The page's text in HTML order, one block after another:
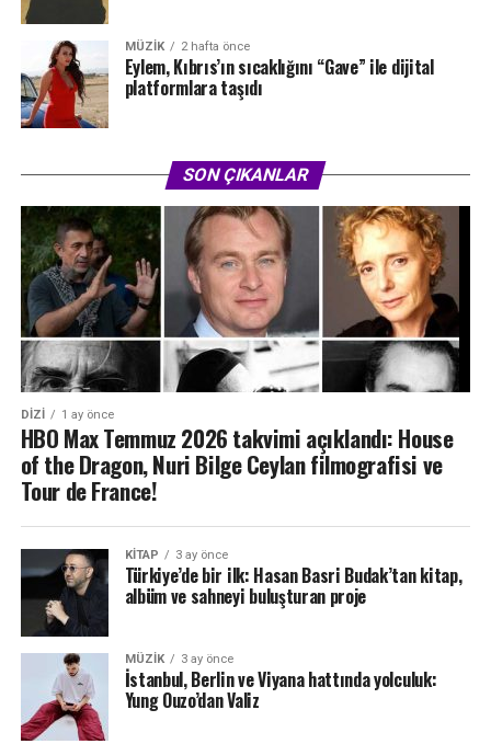
MÜZIK 2 hafta önce
Eylem, Kıbrıs’ın sıcaklığını “Gave” ile dijital
platformlara taşıdı
SON ÇIKANLAR
DIZI 1 ay önce
HBO Max Temmuz 2026 takvimi açıklandı: House
of the Dragon, Nuri Bilge Ceylan filmografisi ve
Tour de France!
KITAP 3 ay önce
Türkiye’de bir ilk: Hasan Basri Budak’tan kitap,
albüm ve sahneyi buluşturan proje
MÜZIK 3 ay önce
İstanbul, Berlin ve Viyana hattında yolculuk:
Yung Ouzo’dan Valiz